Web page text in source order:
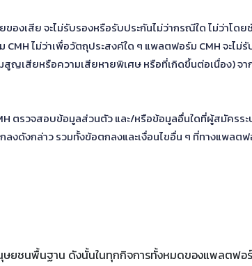
องเสีย จะไม่รับรองหรือรับประกันไม่ว่ากรณีใด ไม่ว่าโด
ไม่ว่าเพื่อวัตถุประสงค์ใด ๆ แพลตฟอร์ม CMH จะ
ญเสียหรือความเสียหายพิเศษ หรือที่เกิดขึ้นต่อเนื่อง) จ
ตรวจสอบข้อมูลส่วนตัว และ/หรือข้อมูลอื่นใดที่ผู้สมัคร
ดังกล่าว รวมทั้งข้อตกลงและเงื่อนไขอื่น ๆ ที่ทางแพลต
ยชนพื้นฐาน ดังนั้นในทุกกิจการทั้งหมดของแพลตฟอ